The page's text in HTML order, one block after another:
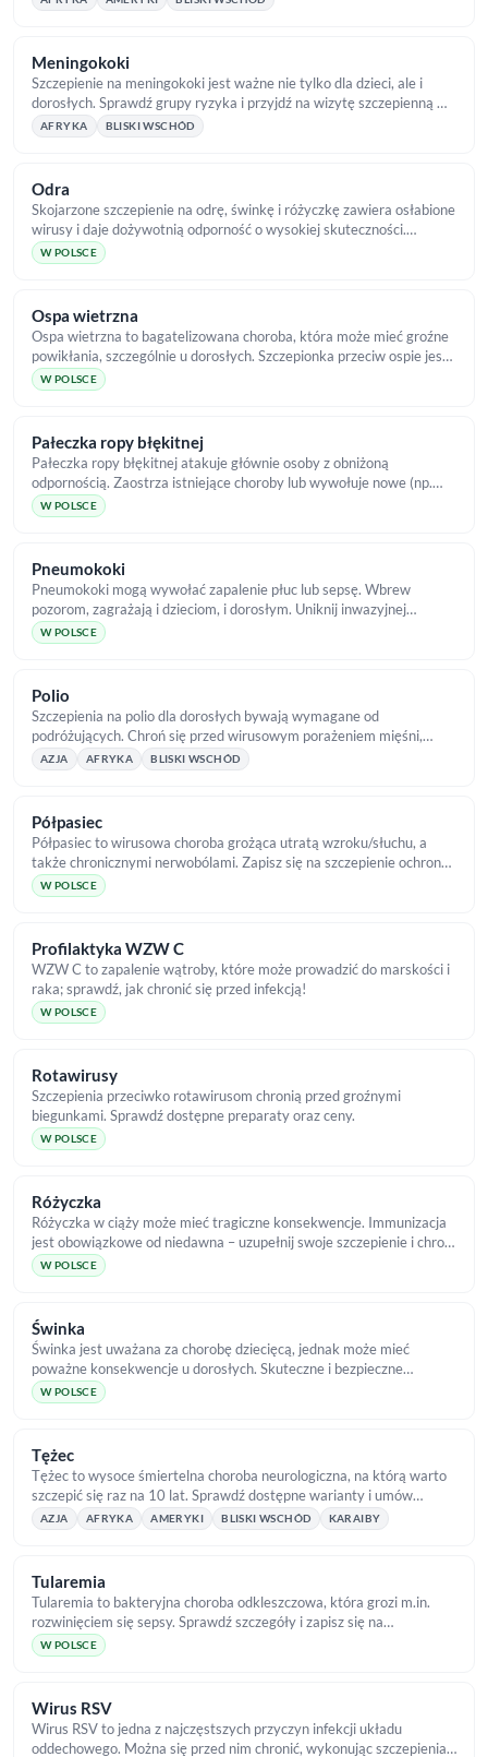
Meningokoki
Szczepienie na meningokoki jest ważne nie tylko dla dzieci, ale i
dorosłych. Sprawdź grupy ryzyka i przyjdź na wizytę szczepienną w
TropicalMed!
AFRYKA BLISKI WSCHÓD
Odra
Skojarzone szczepienie na odrę, świnkę i różyczkę zawiera osłabione
wirusy i daje dożywotnią odporność o wysokiej skuteczności.
Wykonaj je w TropicalMed!
W POLSCE
Ospa wietrzna
Ospa wietrzna to bagatelizowana choroba, która może mieć groźne
powikłania, szczególnie u dorosłych. Szczepionka przeciw ospie jest
dostępna w TropicalMed.
W POLSCE
Pałeczka ropy błękitnej
Pałeczka ropy błękitnej atakuje głównie osoby z obniżoną
odpornością. Zaostrza istniejące choroby lub wywołuje nowe (np.
„ucho pływaka”). Sprawdź szczegóły!
W POLSCE
Pneumokoki
Pneumokoki mogą wywołać zapalenie płuc lub sepsę. Wbrew
pozorom, zagrażają i dzieciom, i dorosłym. Uniknij inwazyjnej
choroby, szczepiąc się w TropicalMed.
W POLSCE
Polio
Szczepienia na polio dla dorosłych bywają wymagane od
podróżujących. Chroń się przed wirusowym porażeniem mięśni,
szczepiąc się w TropicalMed!
AZJA AFRYKA BLISKI WSCHÓD
Półpasiec
Półpasiec to wirusowa choroba grożąca utratą wzroku/słuchu, a
także chronicznymi nerwobólami. Zapisz się na szczepienie ochronne
w TropicalMed!
W POLSCE
Profilaktyka WZW C
WZW C to zapalenie wątroby, które może prowadzić do marskości i
raka; sprawdź, jak chronić się przed infekcją!
W POLSCE
Rotawirusy
Szczepienia przeciwko rotawirusom chronią przed groźnymi
biegunkami. Sprawdź dostępne preparaty oraz ceny.
W POLSCE
Różyczka
Różyczka w ciąży może mieć tragiczne konsekwencje. Immunizacja
jest obowiązkowe od niedawna – uzupełnij swoje szczepienie i chroń
najbliższych!
W POLSCE
Świnka
Świnka jest uważana za chorobę dziecięcą, jednak może mieć
poważne konsekwencje u dorosłych. Skuteczne i bezpieczne
szczepienia są dostępne w TropicalMed!
W POLSCE
Tężec
Tężec to wysoce śmiertelna choroba neurologiczna, na którą warto
szczepić się raz na 10 lat. Sprawdź dostępne warianty i umów
szczepienie w TropicalMed!
AZJA AFRYKA AMERYKI BLISKI WSCHÓD KARAIBY
Tularemia
Tularemia to bakteryjna choroba odkleszczowa, która grozi m.in.
rozwinięciem się sepsy. Sprawdź szczegóły i zapisz się na
szczepienie przeciw kleszczom!
W POLSCE
Wirus RSV
Wirus RSV to jedna z najczęstszych przyczyn infekcji układu
oddechowego. Można się przed nim chronić, wykonując szczepienia